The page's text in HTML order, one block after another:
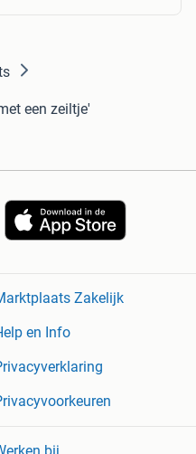
een zeiltje'
Zakelijk
en Info